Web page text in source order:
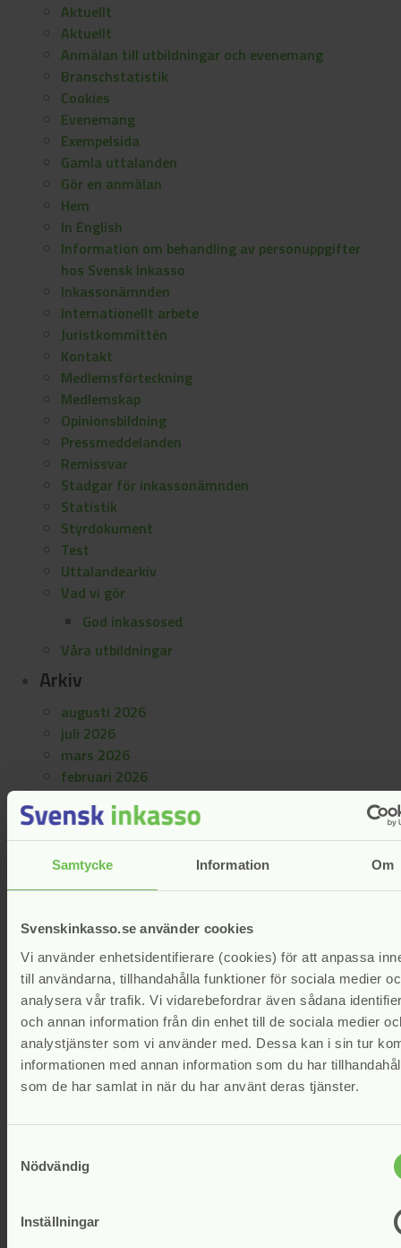
Samtycke Information Om
Svenskinkasso.se använder cookies
Vi använder enhetsidentifierare (cookies) för att anpassa
till användarna, tillhandahålla funktioner för sociala medier
analysera vår trafik. Vi vidarebefordrar även sådana
och annan information från din enhet till de sociala medier
analystjänster som vi använder med. Dessa kan i sin tur
informationen med annan information som du har
som de har samlat in när du har använt deras tjänster.
Nödvändig
Inställningar
Aktuellt
Aktuellt
Anmälan till utbildningar och evenemang
Branschstatistik
Cookies
Evenemang
Exempelsida
Gamla uttalanden
Gör en anmälan
Hem
In English
Information om behandling av personuppgifter
hos Svensk Inkasso
Inkassonämnden
Internationellt arbete
Juristkommittén
Kontakt
Medlemsförteckning
Medlemskap
Opinionsbildning
Pressmeddelanden
Remissvar
Stadgar för inkassonämnden
Statistik
Styrdokument
Test
Uttalandearkiv
Vad vi gör
God inkassosed
Våra utbildningar
Arkiv
augusti 2026
juli 2026
mars 2026
februari 2026
december 2025
september 2025
juni 2025
maj 2025
april 2025
januari 2025
november 2024
september 2024
augusti 2024
juli 2024
maj 2024
april 2024
mars 2024
januari 2024
november 2023
maj 2023